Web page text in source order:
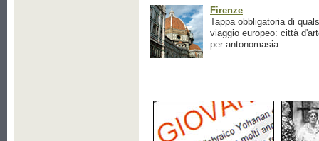
Firenze
Tappa obbligatoria di
viaggio europeo: città
per antonomasia...